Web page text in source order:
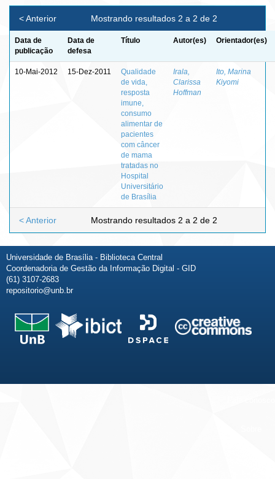
Mostrando resultados 2 a 2 de 2
< Anterior
Data de
publicação
Data de
defesa
Título Autor(es) Orientador(es)
10-Mai-2012 15-Dez-2011
Qualidade
de vida,
resposta
imune,
consumo
alimentar de
pacientes
com câncer
de mama
tratadas no
Hospital
Universitário
de Brasília
Irala,
Clarissa
Hoffman
Ito, Marina
Kiyomi
Mostrando resultados 2 a 2 de 2
< Anterior
Universidade de Brasília - Biblioteca Central
Coordenadoria de Gestão da Informação Digital - GID
(61) 3107-2683
repositorio@unb.br